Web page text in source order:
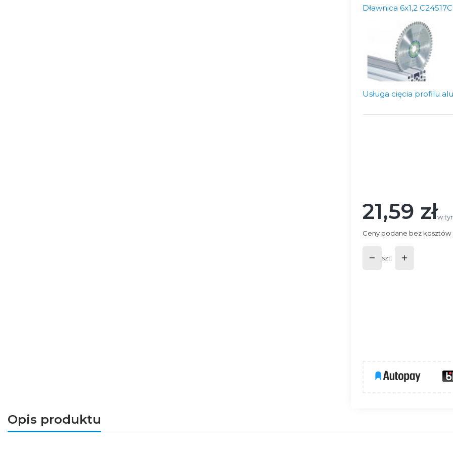
Dławnica 6x1,2
Usługa cięcia profilu
Cena
21,59 złw
w
Ceny podane bez kosztów
szt.
Opis produktu